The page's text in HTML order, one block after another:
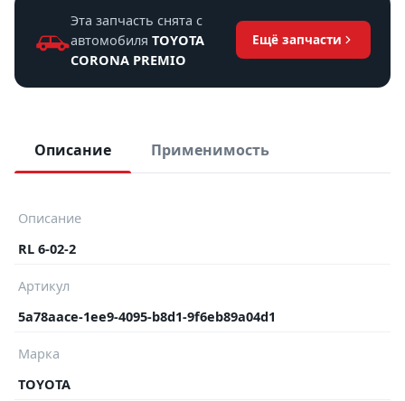
Эта запчасть снята с
автомобиля TOYOTA
CORONA PREMIO
Ещё запчасти
Описание Применимость
Описание
RL 6-02-2
Артикул
5a78aace-1ee9-4095-b8d1-9f6eb89a04d1
Марка
TOYOTA